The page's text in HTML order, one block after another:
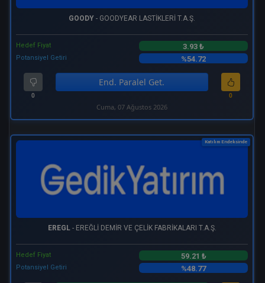
GOODY - GOODYEAR LASTİKLERİ T.A.Ş.
Hedef Fiyat 3.93 ₺
Potansiyel Getiri %54.72
0
End. Paralel Get.
0
Cuma, 07 Ağustos 2026
Katılım Endeksinde
EREGL - EREĞLİ DEMİR VE ÇELİK FABRİKALARI T.A.Ş.
Hedef Fiyat 59.21 ₺
Potansiyel Getiri %48.77